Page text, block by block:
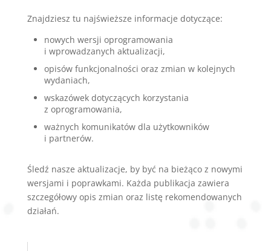
Znajdziesz tu najświeższe informacje dotyczące:
nowych wersji oprogramowania
i wprowadzanych aktualizacji,
opisów funkcjonalności oraz zmian w kolejnych
wydaniach,
wskazówek dotyczących korzystania
z oprogramowania,
ważnych komunikatów dla użytkowników
i partnerów.
Śledź nasze aktualizacje, by być na bieżąco z nowymi
wersjami i poprawkami. Każda publikacja zawiera
szczegółowy opis zmian oraz listę rekomendowanych
działań.